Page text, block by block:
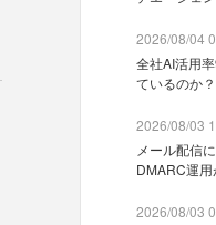
2026/08/04
全社AI活用
ているのか
2026/08/03
メール配信
DMARC運
2026/08/03